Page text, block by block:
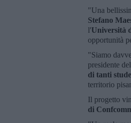
"Una
Stefano
l'Università
opportunità
"Siamo
presidente
di tanti
territorio
Il progetto
di